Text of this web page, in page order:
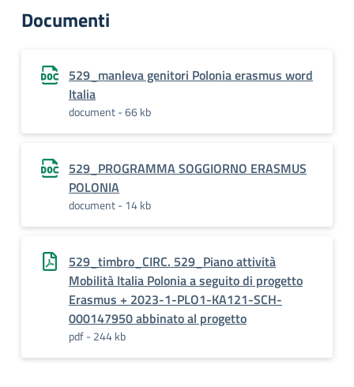
Documenti
529_manleva genitori Polonia erasmus word
Italia
document - 66 kb
529_PROGRAMMA SOGGIORNO ERASMUS
POLONIA
document - 14 kb
529_timbro_CIRC. 529_Piano attività
Mobilità Italia Polonia a seguito di progetto
Erasmus + 2023-1-PLO1-KA121-SCH-
000147950 abbinato al progetto
pdf - 244 kb